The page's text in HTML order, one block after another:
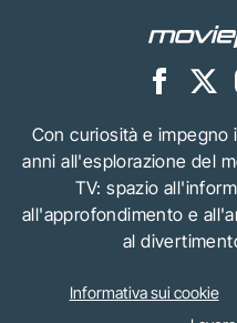
Con curiosità e impegno
anni all'esplorazione del
TV: spazio
all'approfondimento e
al
Informativa sui cookie